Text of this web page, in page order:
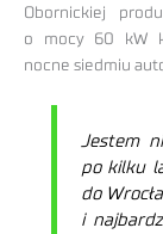
Obornickiej
o mocy 60 kW
nocne siedmiu
Jestem
po kilku
do
i